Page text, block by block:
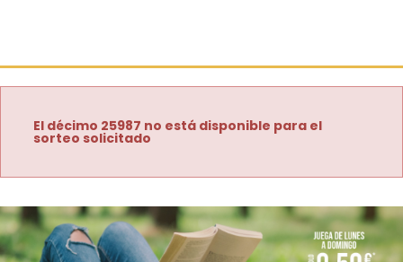
El décimo 25987 no está disponible para el
sorteo solicitado